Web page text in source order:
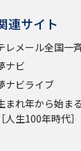
連サイト
レメール全国一
ナビ
ナビライブ
まれ年から始ま
［人生100年時代］